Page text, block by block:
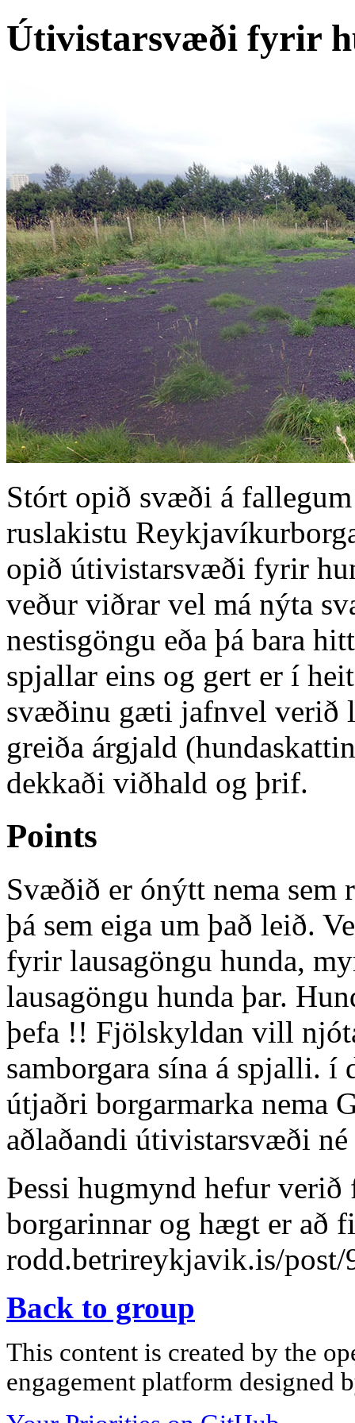
Útivistarsvæði fyrir
Stórt opið svæði á
ruslakistu
opið útivistarsvæði fyrir
veður viðrar vel má nýta
nestisgöngu eða þá bara
spjallar eins og gert er í
svæðinu gæti jafnvel verið
greiða árgjald
dekkaði viðhald og þrif.
Points
Svæðið er ónýtt nema
þá sem eiga um það leið.
fyrir lausagöngu hunda,
lausagöngu hunda þar.
þefa !! Fjölskyldan vill
samborgara sína á spjalli.
útjaðri borgarmarka nema
aðlaðandi útivistarsvæði
Þessi hugmynd hefur
borgarinnar og hægt er að
rodd.betrireykjavik.is/post/
Back to group
This content is created by the
engagement platform designed